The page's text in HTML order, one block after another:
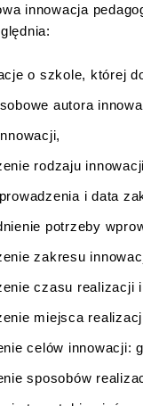
innowacja
o szkole, której
autora
rodzaju
i data
potrzeby
zakresu
czasu realizacji
miejsca
celów innowacji:
sposobów